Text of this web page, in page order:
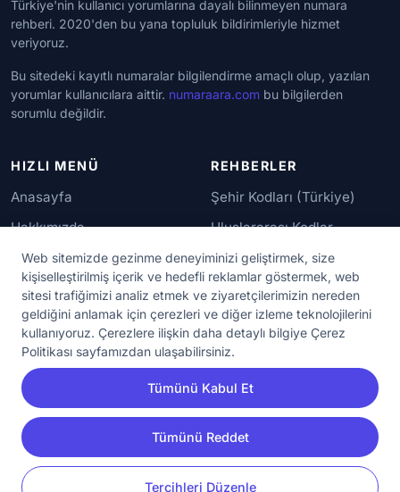
Web sitemizde gezinme deneyiminizi geliştirmek, size
kişiselleştirilmiş içerik ve hedefli reklamlar göstermek, web
sitesi trafiğimizi analiz etmek ve ziyaretçilerimizin nereden
geldiğini anlamak için çerezleri ve diğer izleme teknolojilerini
kullanıyoruz. Çerezlere ilişkin daha detaylı bilgiye Çerez
Politikası sayfamızdan ulaşabilirsiniz.
Tümünü Kabul Et
Tümünü Reddet
Tercihleri Düzenle
Türkiye'nin kullanıcı yorumlarına dayalı bilinmeyen numara
rehberi. 2020'den bu yana topluluk bildirimleriyle hizmet
veriyoruz.
Bu sitedeki kayıtlı numaralar bilgilendirme amaçlı olup, yazılan
yorumlar kullanıcılara aittir. numaraara.com bu bilgilerden
sorumlu değildir.
HIZLI MENÜ
Anasayfa
Hakkımızda
İletişim
REHBERLER
Şehir Kodları (Türkiye)
Uluslararası Kodlar
Güvenilir Numaralar
YASAL KORUMA
Kullanım Koşulları
Gizlilik Sözleşmesi
KVKK Aydınlatma Metni
Çerez Ayarları